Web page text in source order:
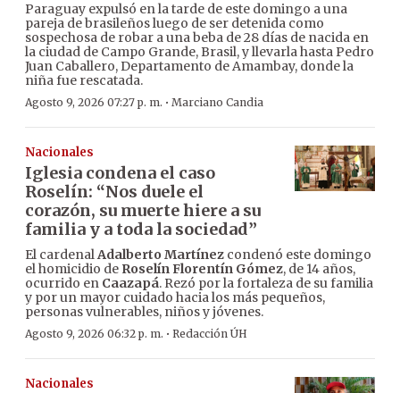
Paraguay expulsó en la tarde de este domingo a una
pareja de brasileños luego de ser detenida como
sospechosa de robar a una beba de 28 días de nacida en
la ciudad de Campo Grande, Brasil, y llevarla hasta Pedro
Juan Caballero, Departamento de Amambay, donde la
niña fue rescatada.
Agosto 9, 2026 07:27 p. m. · Marciano Candia
Nacionales
Iglesia condena el caso
Roselín: “Nos duele el
corazón, su muerte hiere a su
familia y a toda la sociedad”
El cardenalAdalberto Martínez condenó este domingo
el homicidio de Roselín Florentín Gómez, de 14 años,
ocurrido en Caazapá. Rezó por la fortaleza de su familia
y por un mayor cuidado hacia los más pequeños,
personas vulnerables, niños y jóvenes.
Agosto 9, 2026 06:32 p. m. · Redacción ÚH
Nacionales